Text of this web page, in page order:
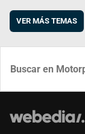
VER MÁS TEMAS